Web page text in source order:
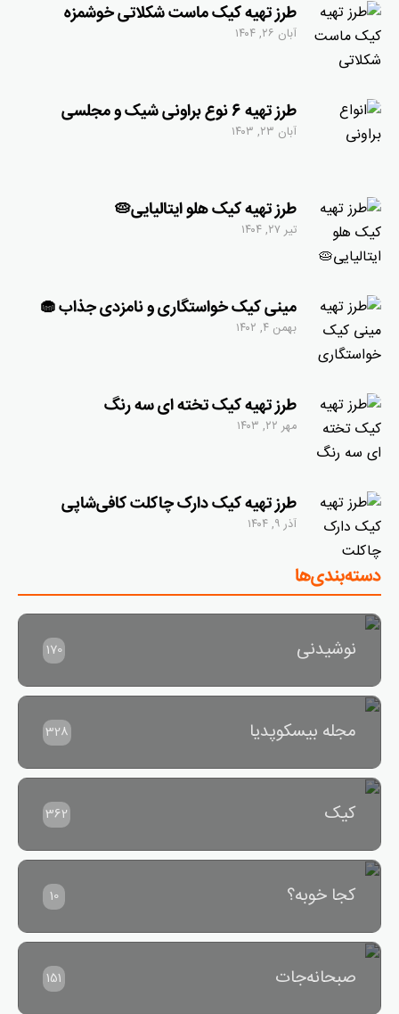
طرز تهیه کیک ماست شکلاتی خوشمزه
آبان ۲۶, ۱۴۰۴
طرز تهیه 6 نوع براونی شیک و مجلسی
آبان ۲۳, ۱۴۰۳
طرز تهیه کیک هلو ایتالیایی🥧
تیر ۲۷, ۱۴۰۴
مینی کیک خواستگاری و نامزدی جذاب 🧁
بهمن ۴, ۱۴۰۲
طرز تهیه کیک تخته ای سه رنگ
مهر ۲۲, ۱۴۰۳
طرز تهیه کیک دارک چاکلت کافی‌شاپی
آذر ۹, ۱۴۰۴
دسته‌بندی‌ها
نوشیدنی 170
مجله بیسکوپدیا 328
کیک 362
کجا خوبه؟ 10
صبحانه‌جات 151